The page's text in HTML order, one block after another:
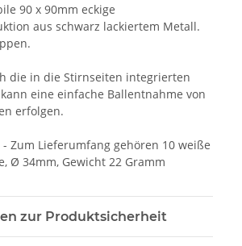
90 x 90mm eckige
aus schwarz lackiertem Metall.
die in die Stirnseiten integrierten
eine einfache Ballentnahme von
erfolgen.
Zum Lieferumfang gehören 10 weiße
Ø 34mm, Gewicht 22 Gramm
zur Produktsicherheit